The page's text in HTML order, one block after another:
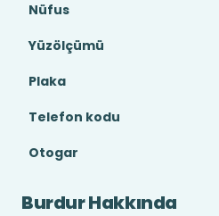
Nüfus
Yüzölçümü
Plaka
Telefon kodu
Otogar
Burdur Hakkında